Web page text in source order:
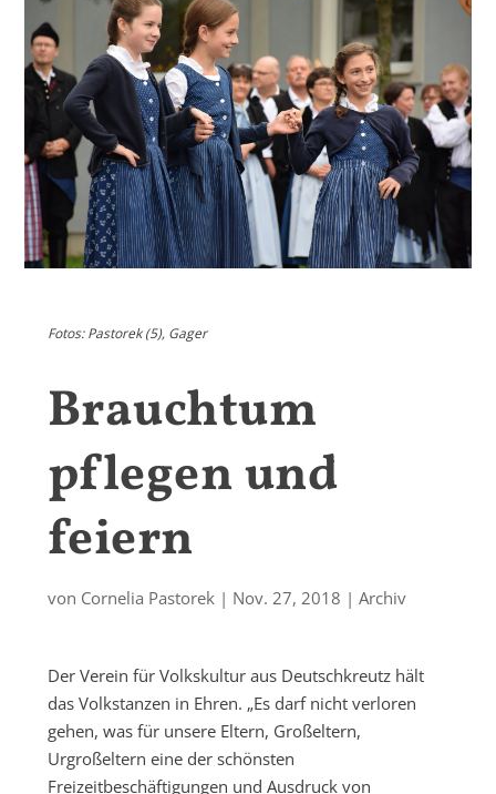
Fotos: Pastorek (5), Gager
Brauchtum
pflegen und
feiern
von Cornelia Pastorek | Nov. 27, 2018 | Archiv
Der Verein für Volkskultur aus Deutschkreutz hält
das Volkstanzen in Ehren. „Es darf nicht verloren
gehen, was für unsere Eltern, Großeltern,
Urgroßeltern eine der schönsten
Freizeitbeschäftigungen und Ausdruck von